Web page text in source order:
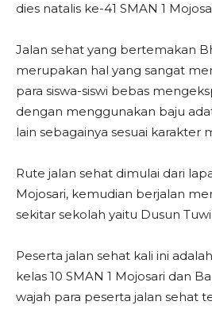
dies natalis ke-41 SMAN 1
Jalan sehat yang bertemakan
merupakan hal yang sangat
para siswa-siswi bebas
dengan menggunakan baju
lain sebagainya sesuai karakter
Rute jalan sehat dimulai dari
Mojosari, kemudian berjalan
sekitar sekolah yaitu Dusun
Peserta jalan sehat kali ini
kelas 10 SMAN 1 Mojosari dan
wajah para peserta jalan sehat